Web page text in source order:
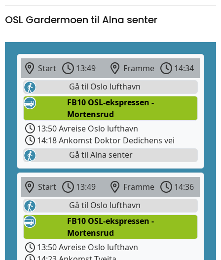
OSL Gardermoen til Alna senter
Start 13:49 Framme
14:34
Gå til Oslo lufthavn
FB10 OSL-ekspressen -
Mortensrud
13:50 Avreise Oslo lufthavn
14:18 Ankomst Doktor Dedichens vei
Gå til Alna senter
Start 13:49 Framme
14:36
Gå til Oslo lufthavn
FB10 OSL-ekspressen -
Mortensrud
13:50 Avreise Oslo lufthavn